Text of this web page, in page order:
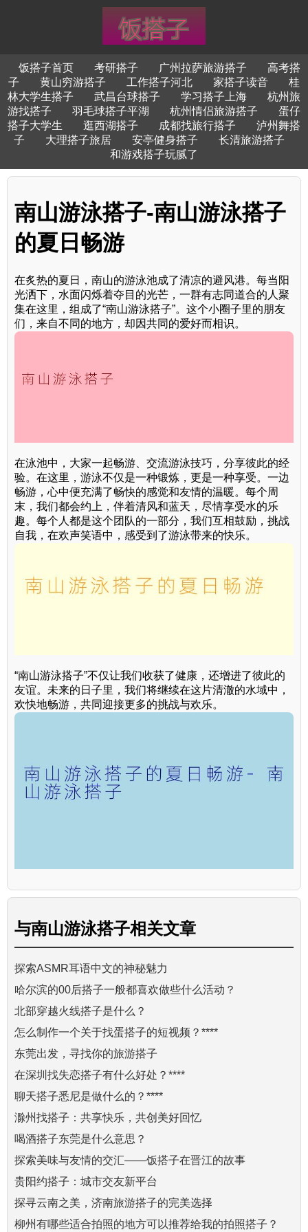
饭搭子首页 考研搭子 广州拉萨旅游搭子
高考搭
子
黄山穷游搭子 工作搭子河北 家搭子读音
桂
林大学生搭子
武昌台球搭子 学习搭子上海
杭州旅
游找搭子
羽毛球搭子平湖 杭州情侣旅游搭子
蛋仔
搭子大学生
逛西湖搭子 成都找旅行搭子
泸州舞搭
子
大理搭子旅居 安亭健身搭子
长清旅游搭子
和游戏搭子玩腻了
南山游泳搭子-南山游泳搭子
的夏日畅游
在炙热的夏日，南山的游泳池成了清凉的避风港。每当阳
光洒下，水面闪烁着夺目的光芒，一群有志同道合的人聚
集在这里，组成了“南山游泳搭子”。这个小圈子里的朋友
们，来自不同的地方，却因共同的爱好而相识。
在泳池中，大家一起畅游、交流游泳技巧，分享彼此的经
验。在这里，游泳不仅是一种锻炼，更是一种享受。一边
畅游，心中便充满了畅快的感觉和友情的温暖。每个周
末，我们都会约上，伴着清风和蓝天，尽情享受水的乐
趣。每个人都是这个团队的一部分，我们互相鼓励，挑战
自我，在欢声笑语中，感受到了游泳带来的快乐。
“南山游泳搭子”不仅让我们收获了健康，还增进了彼此的
友谊。未来的日子里，我们将继续在这片清澈的水域中，
欢快地畅游，共同迎接更多的挑战与欢乐。
与南山游泳搭子相关文章
探索ASMR耳语中文的神秘魅力
哈尔滨的00后搭子一般都喜欢做些什么活动？
北部穿越火线搭子是什么？
怎么制作一个关于找蛋搭子的短视频？****
东莞出发，寻找你的旅游搭子
在深圳找失恋搭子有什么好处？****
聊天搭子悉尼是做什么的？****
滁州找搭子：共享快乐，共创美好回忆
喝酒搭子东莞是什么意思？
探索美味与友情的交汇——饭搭子在晋江的故事
贵阳约搭子：城市交友新平台
探寻云南之美，济南旅游搭子的完美选择
柳州有哪些适合拍照的地方可以推荐给我的拍照搭子？